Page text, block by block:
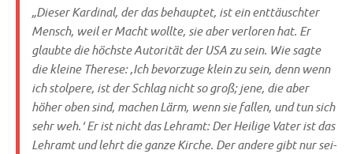
„Die­ser Kar­di­nal, der das behaup­tet, ist ein ent­täusch­ter
Mensch, weil er Macht woll­te, sie aber ver­lo­ren hat. Er
glaub­te die höch­ste Auto­ri­tät der USA zu sein. Wie sag­te
die klei­ne The­re­se: ‚Ich bevor­zu­ge klein zu sein, denn wenn
ich stol­pe­re, ist der Schlag nicht so groß; jene, die aber
höher oben sind, machen Lärm, wenn sie fal­len, und tun sich
sehr weh.‘ Er ist nicht das Lehr­amt: Der Hei­li­ge Vater ist das
Lehr­amt und lehrt die gan­ze Kir­che. Der ande­re gibt nur sei­